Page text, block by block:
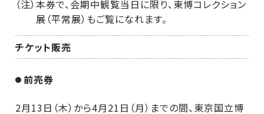
（注）本券で、会期中観覧当日に限り、東博コレクション
展（平常展）もご覧になれます。
チケット販売
前売券
2月13日（木）から4月21日（月）までの間、東京国立博